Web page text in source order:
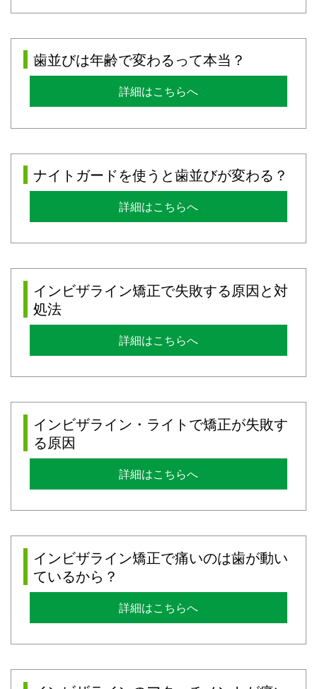
歯並びは年齢で変わるって本当？
詳細はこちらへ
ナイトガードを使うと歯並びが変わる？
詳細はこちらへ
インビザライン矯正で失敗する原因と対
処法
詳細はこちらへ
インビザライン・ライトで矯正が失敗す
る原因
詳細はこちらへ
インビザライン矯正で痛いのは歯が動い
ているから？
詳細はこちらへ